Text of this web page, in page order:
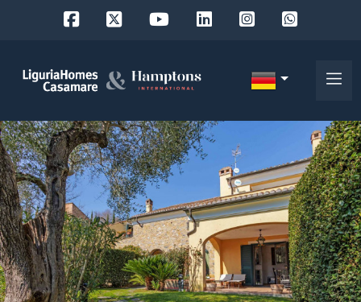
EN
FR
DE
RU
Über
uns
Wo
suchen
Sie?
Provinz